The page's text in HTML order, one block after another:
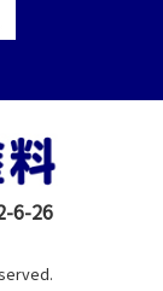
6-26